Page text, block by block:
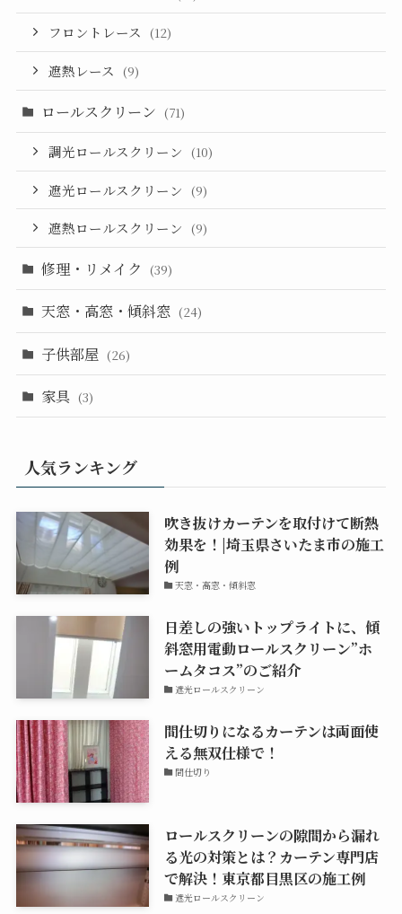
フロントレース (12)
遮熱レース (9)
ロールスクリーン (71)
調光ロールスクリーン (10)
遮光ロールスクリーン (9)
遮熱ロールスクリーン (9)
修理・リメイク (39)
天窓・高窓・傾斜窓 (24)
子供部屋 (26)
家具 (3)
人気ランキング
吹き抜けカーテンを取付けて断熱
効果を！|埼玉県さいたま市の施工
例
天窓・高窓・傾斜窓
日差しの強いトップライトに、傾
斜窓用電動ロールスクリーン”ホ
ームタコス”のご紹介
遮光ロールスクリーン
間仕切りになるカーテンは両面使
える無双仕様で！
間仕切り
ロールスクリーンの隙間から漏れ
る光の対策とは？カーテン専門店
で解決！東京都目黒区の施工例
遮光ロールスクリーン